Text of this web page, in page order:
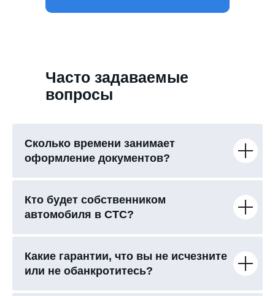
Часто задаваемые
вопросы
Сколько времени занимает
оформление документов?
Кто будет собственником
автомобиля в СТС?
Какие гарантии, что вы не исчезните
или не обанкротитесь?